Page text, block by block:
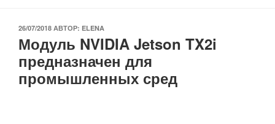
ОПУБЛИКОВАНО
26/07/2018 АВТОР: ELENA
Модуль NVIDIA Jetson TX2i
предназначен для
промышленных сред